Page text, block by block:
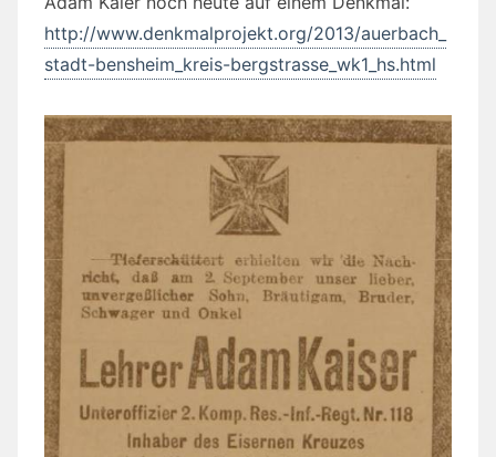
http://www.denkmalprojekt.org/2013/auerbach_
stadt-bensheim_kreis-bergstrasse_wk1_hs.html